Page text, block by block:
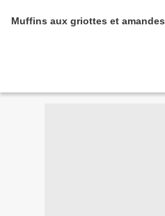
Muffins aux griottes et amandes